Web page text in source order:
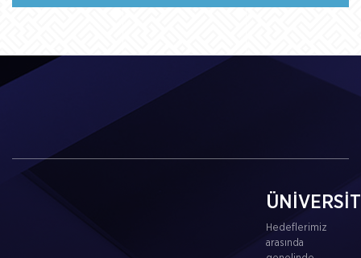
Hedeflerimiz
arasında